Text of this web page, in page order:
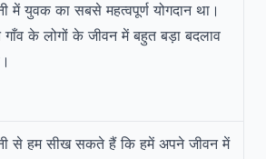
में युवक का सबसे महत्वपूर्ण योगदान था।
के लोगों के जीवन में बहुत बड़ा बदलाव
से हम सीख सकते हैं कि हमें अपने जीवन में